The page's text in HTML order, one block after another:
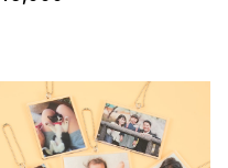
オリジナル時計制作素材｜